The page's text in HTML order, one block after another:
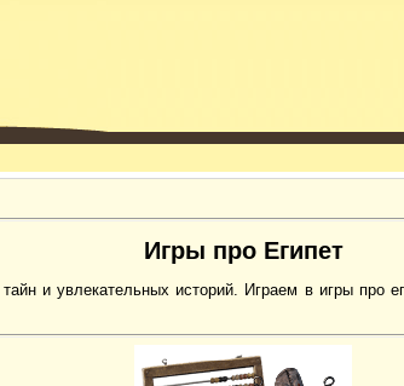
Игры про Египет
и увлекательных историй. Играем в игры про